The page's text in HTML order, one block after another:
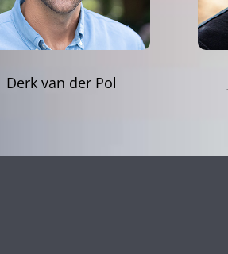
Derk van der Pol